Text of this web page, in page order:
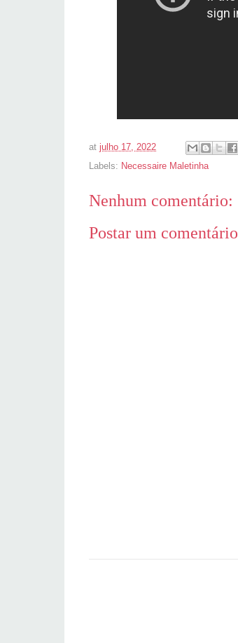
at julho 17, 2022
Labels: Necessaire Maletinha
Nenhum comentário:
Postar um comentário